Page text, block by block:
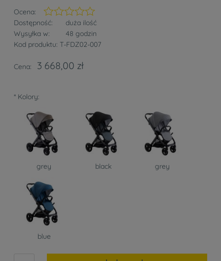
Ocena:
Dostępność:
duża ilość
Wysyłka w:
48 godzin
Kod produktu: T-FDZ02-007
Cena: 3 668,00 zł
* Kolory:
grey black grey
blue